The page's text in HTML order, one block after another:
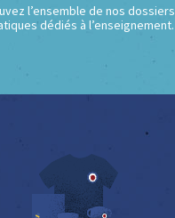
l’ensemble de nos dossiers
dédiés à l’enseignement.